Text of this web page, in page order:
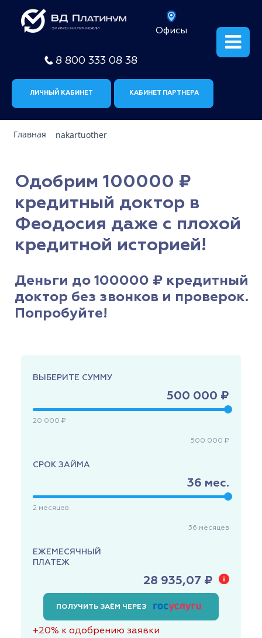
Офисы
8 800 333 08 38
ЛИЧНЫЙ КАБИНЕТ КАБИНЕТ ПАРТНЕРА
Главная nakartuother
Одобрим 100000 ₽
кредитный доктор в
Феодосия даже с плохой
кредитной историей!
Деньги до 100000 ₽ кредитный
доктор без звонков и проверок.
Попробуйте!
ВЫБЕРИТЕ СУММУ
500 000 ₽
20 000 ₽
500 000 ₽
СРОК ЗАЙМА
36 мес.
2 месяцев
36 месяцев
ЕЖЕМЕСЯЧНЫЙ
ПЛАТЕЖ
28 935,07 ₽
ПОЛУЧИТЬ ЗАЁМ ЧЕРЕЗ
+20% к одобрению заявки